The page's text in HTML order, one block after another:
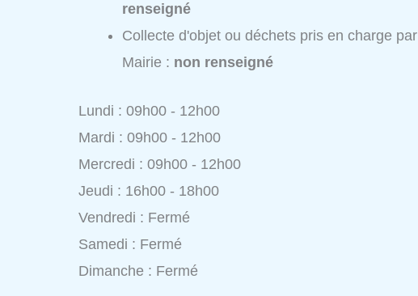
renseigné
Collecte d'objet ou déchets pris en charge par
Mairie : non renseigné
Lundi : 09h00 - 12h00
Mardi : 09h00 - 12h00
Mercredi : 09h00 - 12h00
Jeudi : 16h00 - 18h00
Vendredi : Fermé
Samedi : Fermé
Dimanche : Fermé